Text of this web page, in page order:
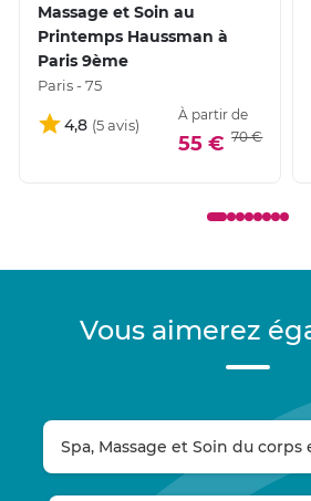
Massage et Soin au
Printemps Haussman à
Paris 9ème
Paris - 75
4,8
À partir de
55 € 70 €
Vous aimerez
Spa, Massage et Soin du corps